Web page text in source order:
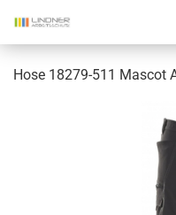
Hose 18279-511 Mascot